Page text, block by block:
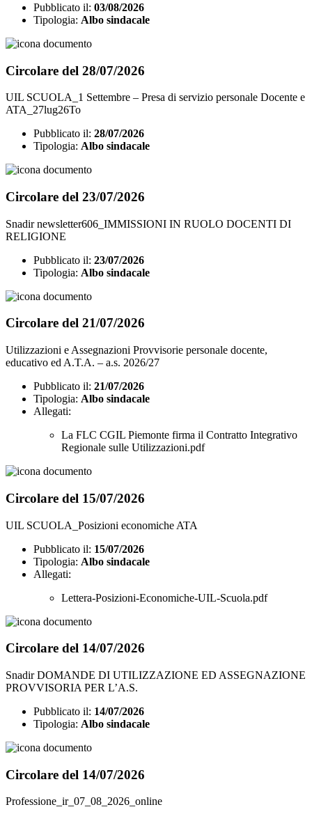
Pubblicato il: 03/08/2026
Tipologia: Albo sindacale
Circolare del 28/07/2026
UIL SCUOLA_1 Settembre – Presa di servizio personale Docente e
ATA_27lug26To
Pubblicato il: 28/07/2026
Tipologia: Albo sindacale
Circolare del 23/07/2026
Snadir newsletter606_IMMISSIONI IN RUOLO DOCENTI DI
RELIGIONE
Pubblicato il: 23/07/2026
Tipologia: Albo sindacale
Circolare del 21/07/2026
Utilizzazioni e Assegnazioni Provvisorie personale docente,
educativo ed A.T.A. – a.s. 2026/27
Pubblicato il: 21/07/2026
Tipologia: Albo sindacale
Allegati:
La FLC CGIL Piemonte firma il Contratto Integrativo
Regionale sulle Utilizzazioni.pdf
Circolare del 15/07/2026
UIL SCUOLA_Posizioni economiche ATA
Pubblicato il: 15/07/2026
Tipologia: Albo sindacale
Allegati:
Lettera-Posizioni-Economiche-UIL-Scuola.pdf
Circolare del 14/07/2026
Snadir DOMANDE DI UTILIZZAZIONE ED ASSEGNAZIONE
PROVVISORIA PER L’A.S.
Pubblicato il: 14/07/2026
Tipologia: Albo sindacale
Circolare del 14/07/2026
Professione_ir_07_08_2026_online